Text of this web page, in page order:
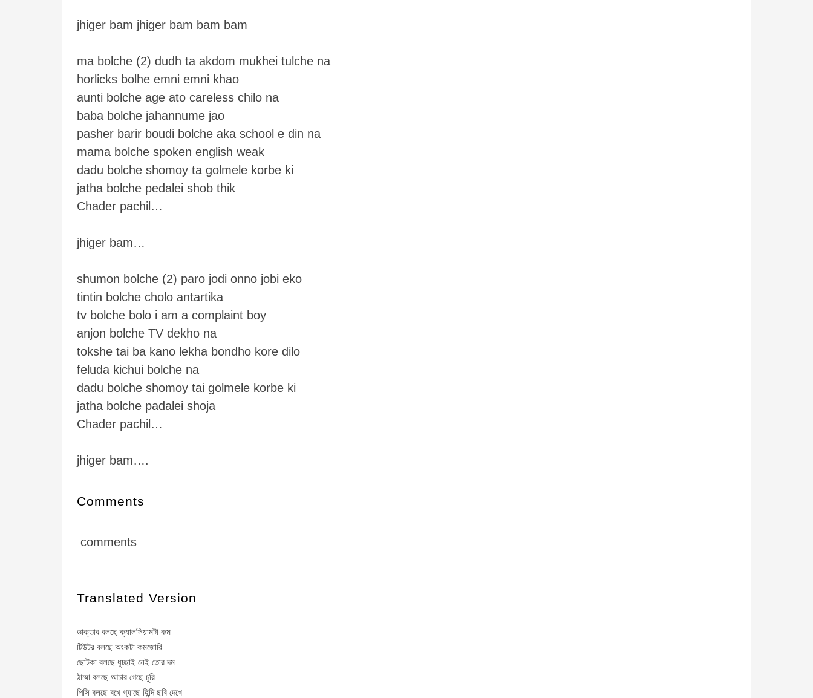
jhiger bam jhiger bam bam bam
ma bolche (2) dudh ta akdom mukhei tulche na
horlicks bolhe emni emni khao
aunti bolche age ato careless chilo na
baba bolche jahannume jao
pasher barir boudi bolche aka school e din na
mama bolche spoken english weak
dadu bolche shomoy ta golmele korbe ki
jatha bolche pedalei shob thik
Chader pachil…
jhiger bam…
shumon bolche (2) paro jodi onno jobi eko
tintin bolche cholo antartika
tv bolche bolo i am a complaint boy
anjon bolche TV dekho na
tokshe tai ba kano lekha bondho kore dilo
feluda kichui bolche na
dadu bolche shomoy tai golmele korbe ki
jatha bolche padalei shoja
Chader pachil…
jhiger bam….
Comments
comments
Translated Version
ডাক্তার বলছে ক্যালসিয়ামটা কম
টিউটর বলছে অংকটা কমজোরি
ছোটকা বলছে ধুচ্ছাই নেই তোর দম
ঠাম্মা বলছে আচার গেছে চুরি
পিসি বলছে বখে গ্যাছে হিন্দি ছবি দেখে